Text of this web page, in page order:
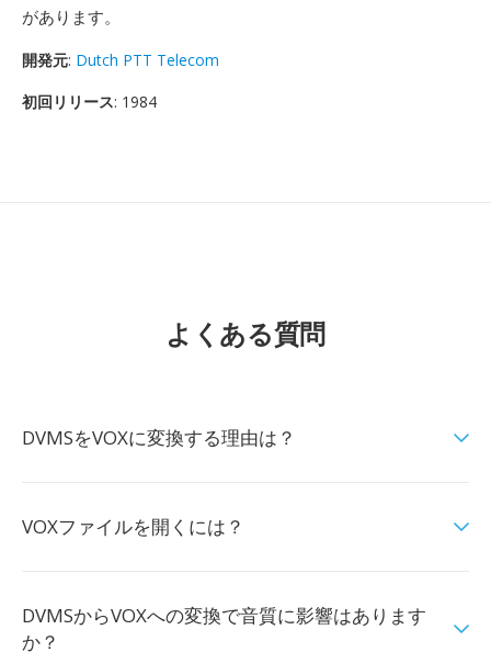
があります。
開発元: Dutch PTT Telecom
初回リリース: 1984
よくある質問
DVMSをVOXに変換する理由は？
VOXファイルを開くには？
DVMSからVOXへの変換で音質に影響はあります
か？